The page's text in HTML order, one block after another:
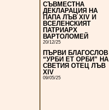
СЪВМЕСТНА
ДЕКЛАРАЦИЯ НА
ПАПА ЛЪВ XIV И
ВСЕЛЕНСКИЯТ
ПАТРИАРХ
ВАРТОЛОМЕЙ
20/12/25
ПЪРВИ БЛАГОСЛОВ
“УРБИ ЕТ ОРБИ” НА
СВЕТИЯ ОТЕЦ ЛЪВ
XIV
09/05/25